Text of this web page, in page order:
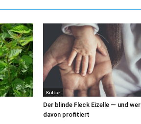
Kultur
Der blinde Fleck Eizelle — und wer
davon profitiert